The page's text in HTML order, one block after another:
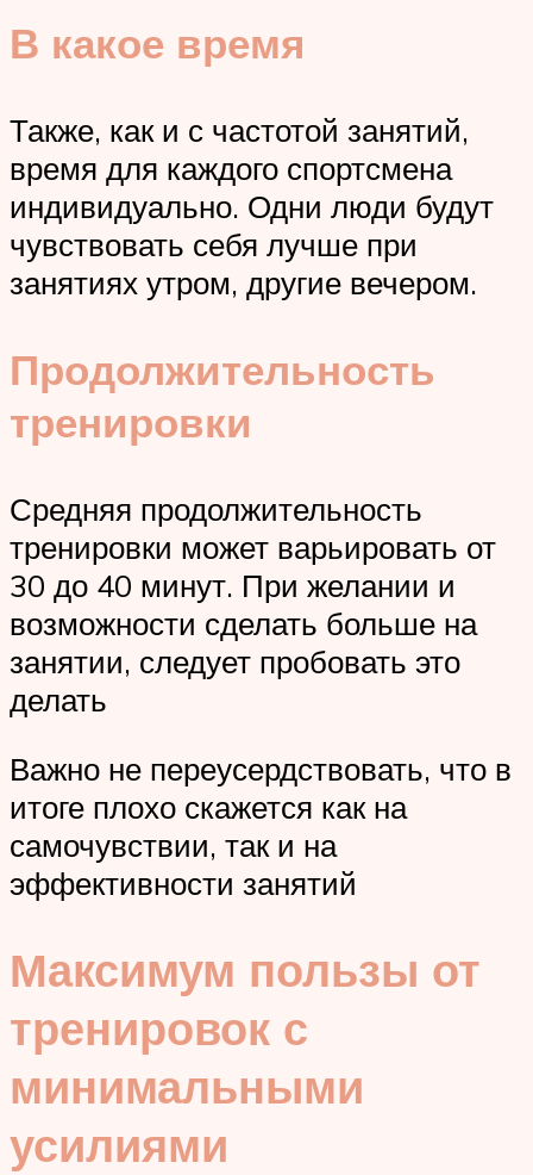
В какое время
Также, как и с частотой занятий,
время для каждого спортсмена
индивидуально. Одни люди будут
чувствовать себя лучше при
занятиях утром, другие вечером.
Продолжительность
тренировки
Средняя продолжительность
тренировки может варьировать от
30 до 40 минут. При желании и
возможности сделать больше на
занятии, следует пробовать это
делать
Важно не переусердствовать, что в
итоге плохо скажется как на
самочувствии, так и на
эффективности занятий
Максимум пользы от
тренировок с
минимальными
усилиями